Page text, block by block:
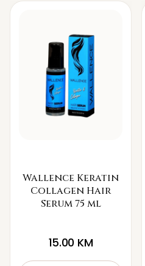
Wallence Keratin
Collagen Hair
Serum 75 ml
15.00 KM